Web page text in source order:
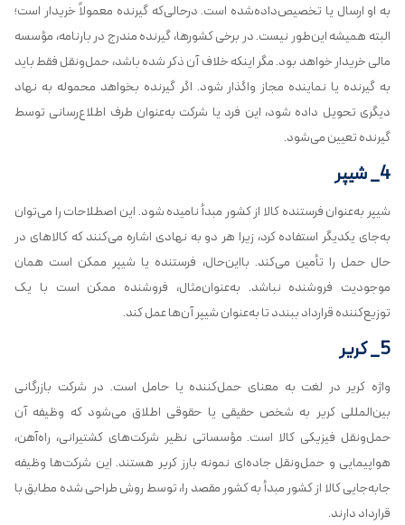
به او ارسال یا تخصیص‌داده‌شده است. درحالی‌که گیرنده معمولاً خریدار است؛
البته همیشه این‌طور نیست. در برخی کشورها، گیرنده مندرج در بارنامه، مؤسسه
مالی خریدار خواهد بود. مگر اینکه خلاف آن ذکر شده باشد، حمل‌ونقل فقط باید
به گیرنده یا نماینده مجاز واگذار شود. اگر گیرنده بخواهد محموله به نهاد
دیگری تحویل داده شود، این فرد یا شرکت به‌عنوان طرف اطلاع‌رسانی توسط
گیرنده تعیین می‌شود.
4_ شیپر
شیپر به‌عنوان فرستنده کالا از کشور مبدأ نامیده شود. این اصطلاحات را می‌توان
به‌جای یکدیگر استفاده کرد، زیرا هر دو به نهادی اشاره می‌کنند که کالاهای در
حال حمل را تأمین می‌کند. بااین‌حال، فرستنده یا شیپر ممکن است همان
موجودیت فروشنده نباشد. به‌عنوان‌مثال، فروشنده ممکن است با یک
توزیع‌کننده قرارداد ببندد تا به‌عنوان شیپر آن‌ها عمل کند.
5_ کریر
واژه کریر در لغت به معنای حمل‌کننده یا حامل است. در شرکت بازرگانی
بین‌المللی کریر به شخص حقیقی یا حقوقی اطلاق می‌شود که وظیفه آن
حمل‌ونقل فیزیکی کالا است. مؤسساتی نظیر شرکت‌های کشتیرانی، راه‌آهن،
هواپیمایی و حمل‌ونقل جاده‌ای نمونه بارز کریر هستند. این شرکت‌ها وظیفه
جابه‌جایی کالا از کشور مبدأ به کشور مقصد را، توسط روش طراحی شده مطابق با
قرارداد دارند.